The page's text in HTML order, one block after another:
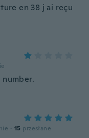
en 38 j ai reçu
· 15 przesłane